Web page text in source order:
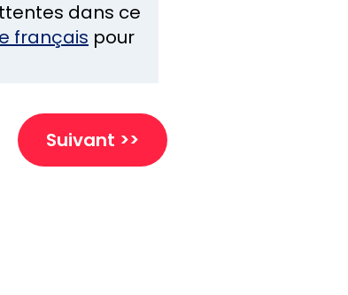
dans ce
français pour
Suivant >>